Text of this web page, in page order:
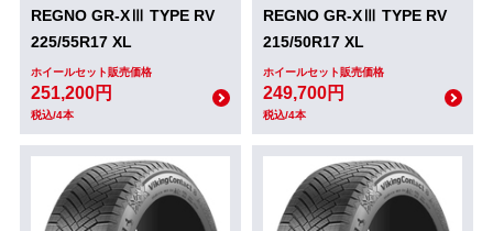
REGNO GR-XⅢ TYPE RV
225/55R17 XL
ホイールセット販売価格
251,200円
税込/4本
REGNO GR-XⅢ TYPE RV
215/50R17 XL
ホイールセット販売価格
249,700円
税込/4本